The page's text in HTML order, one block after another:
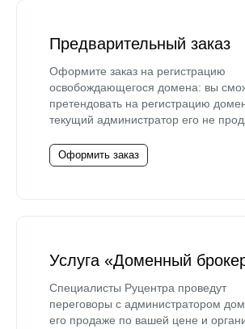
Предварительный заказ
Оформите заказ на регистрацию
освобождающегося домена: вы
претендовать на регистрацию
текущий администратор его не
Оформить заказ
Услуга «Доменный
Специалисты Руцентра проведут
переговоры с администратором
его продаже по вашей цене и